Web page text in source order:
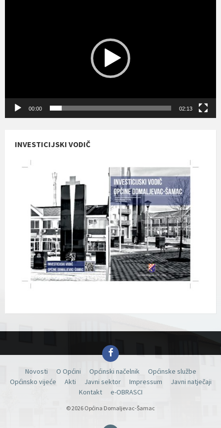
00:00 02:13
INVESTICIJSKI VODIČ
Facebook
Novosti O Općini Općinski načelnik
Općinske službe
Općinsko vijeće
Akti Javni sektor Impressum
Javni natječaji
Kontakt
e-OBRASCI
© 2026 Općina Domaljevac-Šamac